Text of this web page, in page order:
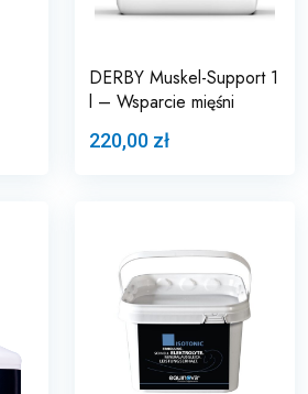
DERBY Muskel-Support 1
l – Wsparcie mięśni
220,00 zł